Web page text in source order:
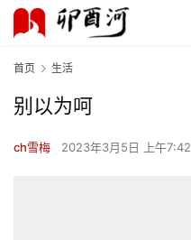
首页 生活
别以为呵
ch雪梅 2023年3月5日 上午7:42